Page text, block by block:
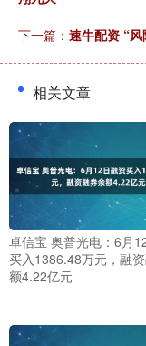
下一篇： 速牛配资 “
相关文章
卓信宝 奥普光电：6月
买入1386.48万元，融
额4.22亿元